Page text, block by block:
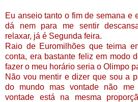
Eu anseio tanto o fim de semana e
dá nem para me sentir
relaxar, já é Segunda feira.
Raio de Euromilhões que teima
conta, era bastante feliz em modo
fazer o meu horário seria o Olimpo
Não vou mentir e dizer que sou a
do mundo mas vontade não
vontade está na mesma